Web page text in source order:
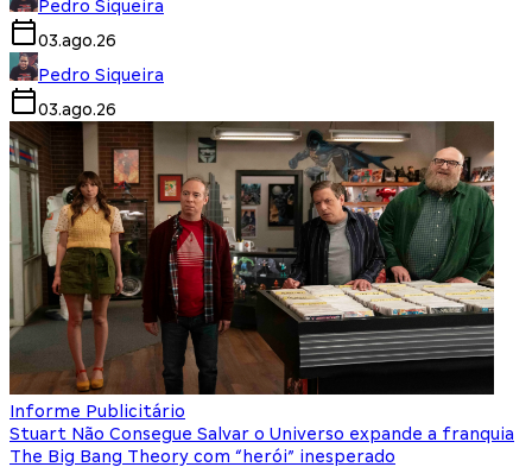
Pedro Siqueira
03.ago.26
Pedro Siqueira
03.ago.26
Informe Publicitário
Stuart Não Consegue Salvar o Universo expande a franquia
The Big Bang Theory com “herói” inesperado